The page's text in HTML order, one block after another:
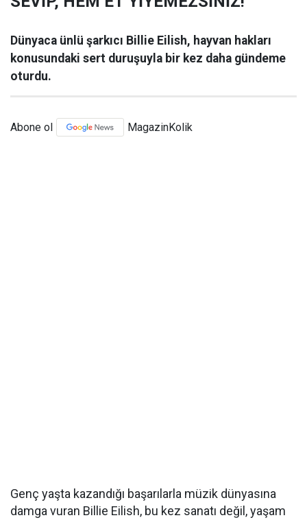
Dünyaca ünlü şarkıcı Billie Eilish, hayvan hakları
konusundaki sert duruşuyla bir kez daha gündeme
oturdu.
Abone ol MagazinKolik
Genç yaşta kazandığı başarılarla müzik dünyasına
damga vuran Billie Eilish, bu kez sanatı değil, yaşam